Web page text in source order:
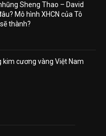
Sheng Thao – David
Mô hình XHCN của Tô
thành?
kim cương vàng Việt Nam